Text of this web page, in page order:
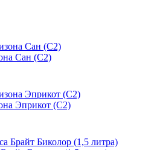
Сан (С2)
Эприкот (С2)